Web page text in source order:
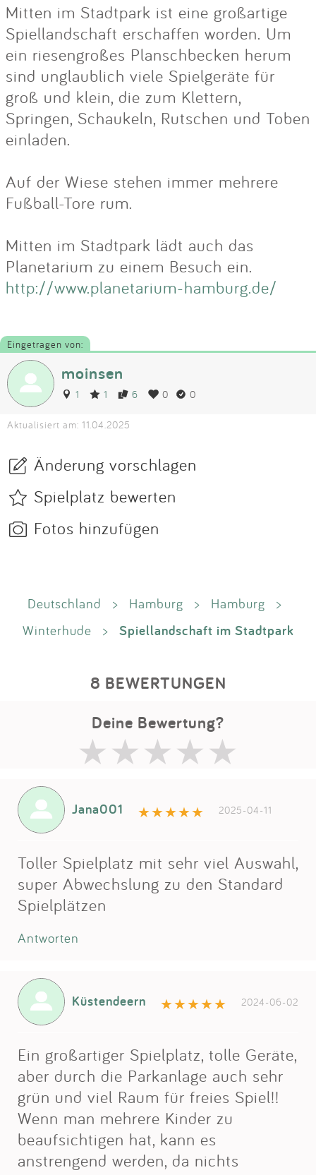
Mitten im Stadtpark ist eine großartige
Spiellandschaft erschaffen worden. Um
ein riesengroßes Planschbecken herum
sind unglaublich viele Spielgeräte für
groß und klein, die zum Klettern,
Springen, Schaukeln, Rutschen und Toben
einladen.
Auf der Wiese stehen immer mehrere
Fußball-Tore rum.
Mitten im Stadtpark lädt auch das
Planetarium zu einem Besuch ein.
http://www.planetarium-hamburg.de/
Eingetragen von:
moinsen
1 1 6 0 0
Aktualisiert am: 11.04.2025
Änderung vorschlagen
Spielplatz bewerten
Fotos hinzufügen
Deutschland > Hamburg > Hamburg
>
Winterhude
> Spiellandschaft im Stadtpark
8 BEWERTUNGEN
Deine Bewertung?
Jana001 2025-04-11
Toller Spielplatz mit sehr viel Auswahl,
super Abwechslung zu den Standard
Spielplätzen
Antworten
Küstendeern 2024-06-02
Ein großartiger Spielplatz, tolle Geräte,
aber durch die Parkanlage auch sehr
grün und viel Raum für freies Spiel!!
Wenn man mehrere Kinder zu
beaufsichtigen hat, kann es
anstrengend werden, da nichts